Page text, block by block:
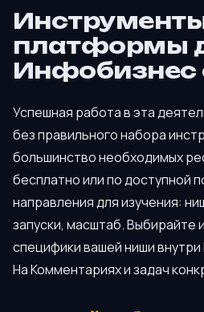
платформы
Инфобизнес
Успешная работа в эта
без правильного набора
большинство необходимых
бесплатно или по доступной
направления для изучения:
запуски, масштаб. Выбирайте
специфики вашей ниши
На Комментариях и задач